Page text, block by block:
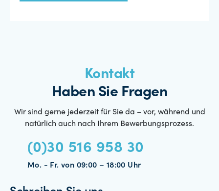
Kontakt
Haben Sie Fragen
Wir sind gerne jederzeit für Sie da – vor, während und
natürlich auch nach Ihrem Bewerbungsprozess.
(0)30 516 958 30
Mo. - Fr. von 09:00 – 18:00 Uhr